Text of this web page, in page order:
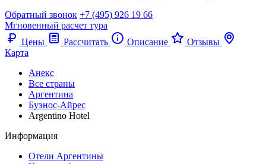
Обратный звонок +7 (495) 926 19 66
Мгновенный расчет тура
Цены
Рассчитать Описание
Отзывы
Карта
Анекс
Все страны
Аргентина
Буэнос-Айрес
Argentino Hotel
Информация
Отели Аргентины